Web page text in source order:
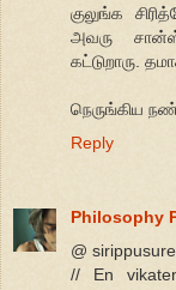
குலுங்க
அவரு
கட்டுறாரு.
நெருங்கிய
Reply
Philosophy
@
// En